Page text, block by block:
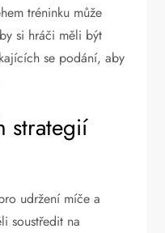
tréninku může
si hráči měli být
se podání, aby
strategií
udržení míče a
soustředit na